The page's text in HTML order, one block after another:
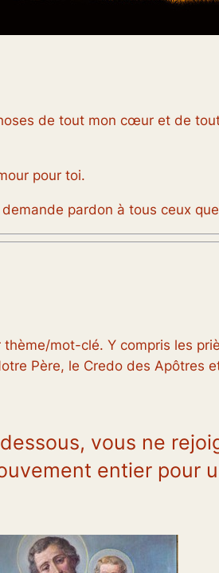
de tout mon cœur et de
pour toi.
pardon à tous ceux
mot-clé. Y compris les
Père, le Credo des Apôtres
vous ne
entier pour